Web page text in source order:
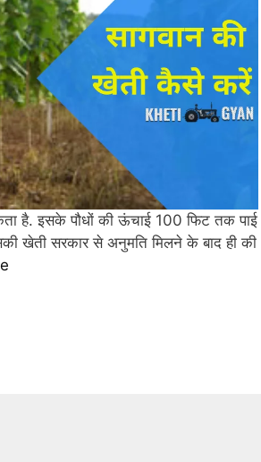
है. इसके पौधों की ऊंचाई 100 फिट तक पाई
खेती सरकार से अनुमति मिलने के बाद ही की